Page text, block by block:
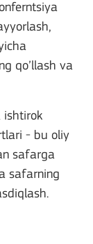
qo’llash va
ishtirok
- bu oliy
safarga
safarning